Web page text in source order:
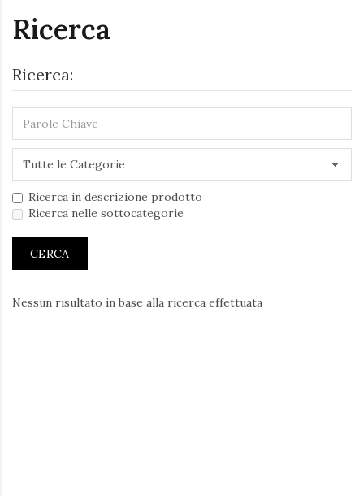
Ricerca
Ricerca:
Ricerca in descrizione prodotto
Ricerca nelle sottocategorie
Nessun risultato in base alla ricerca effettuata